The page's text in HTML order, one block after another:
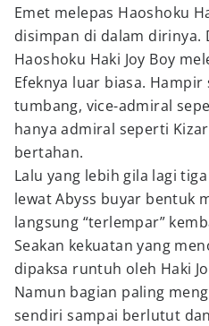
Emet melepas Haoshoku
disimpan di dalam dirinya.
Haoshoku Haki Joy Boy
Efeknya luar biasa.
tumbang, vice-admiral
hanya admiral seperti
bertahan.
Lalu yang lebih gila lagi
lewat Abyss buyar bentuk
langsung “terlempar”
Seakan kekuatan yang
dipaksa runtuh oleh Haki
Namun bagian paling
sendiri sampai berlutut